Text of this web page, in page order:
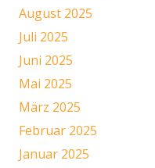
August 2025
Juli 2025
Juni 2025
Mai 2025
März 2025
Februar 2025
Januar 2025